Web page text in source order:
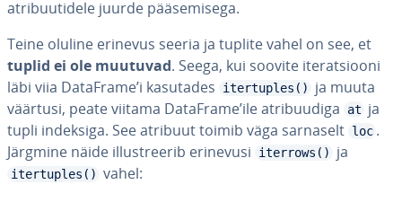
at­ri­buu­ti­dele juurde pää­se­mi­sega.
Teine oluline erinevus seeria ja tuplite vahel on see, et
tuplid ei ole muutuvad. Seega, kui soovite ite­rat­siooni
läbi viia DataFrame’i kasutades
itertuples()
ja muuta
väärtusi, peate viitama DataFrame’ile at­ri­buu­diga
at ja
tupli indeksiga. See atribuut toimib väga sarnaselt loc .
Järgmine näide il­lust­ree­rib erinevusi
iterrows() ja
itertuples() vahel: